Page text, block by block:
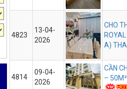
4823
13-04-
2026
CHO
A)
4814
09-04-
2026
CẦN
–